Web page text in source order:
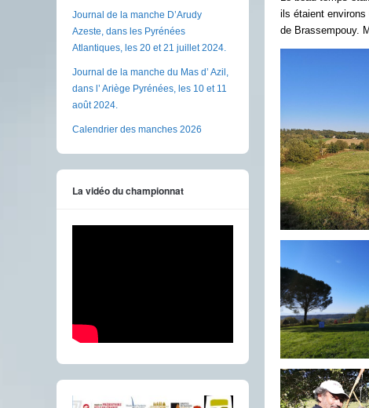
ils étaient environs
de Brassempouy.
Journal de la manche D’Arudy
Azeste, dans les Pyrénées
Atlantiques, les 20 et 21 juillet 2024.
Journal de la manche du Mas d’ Azil,
dans l’ Ariège Pyrénées, les 10 et 11
août 2024.
Calendrier des manches 2026
La vidéo du championnat